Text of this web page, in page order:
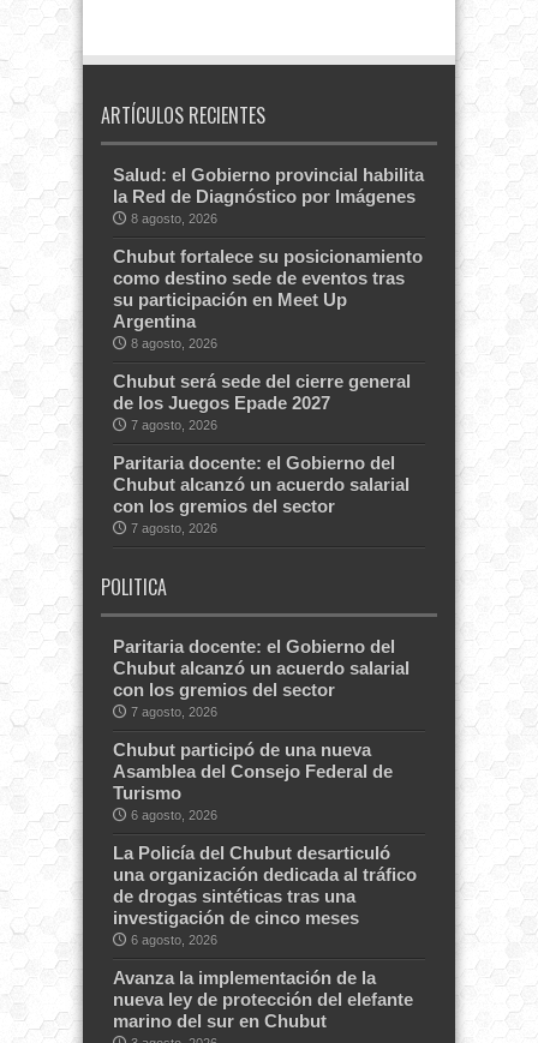
ARTÍCULOS RECIENTES
Salud: el Gobierno provincial habilita
la Red de Diagnóstico por Imágenes
8 agosto, 2026
Chubut fortalece su posicionamiento
como destino sede de eventos tras
su participación en Meet Up
Argentina
8 agosto, 2026
Chubut será sede del cierre general
de los Juegos Epade 2027
7 agosto, 2026
Paritaria docente: el Gobierno del
Chubut alcanzó un acuerdo salarial
con los gremios del sector
7 agosto, 2026
POLITICA
Paritaria docente: el Gobierno del
Chubut alcanzó un acuerdo salarial
con los gremios del sector
7 agosto, 2026
Chubut participó de una nueva
Asamblea del Consejo Federal de
Turismo
6 agosto, 2026
La Policía del Chubut desarticuló
una organización dedicada al tráfico
de drogas sintéticas tras una
investigación de cinco meses
6 agosto, 2026
Avanza la implementación de la
nueva ley de protección del elefante
marino del sur en Chubut